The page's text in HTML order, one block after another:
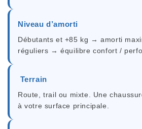
Niveau d’amorti
Débutants et +85 kg → amorti
réguliers → équilibre confort /
Terrain
Route, trail ou mixte. Une
à votre surface principale.